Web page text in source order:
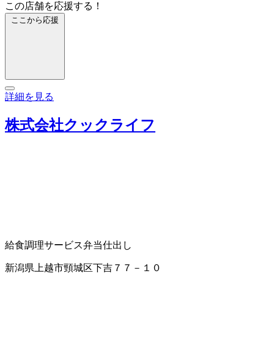
この店舗を応援する！
ここから応援
詳細を見る
株式会社クックライフ
給食調理サービス弁当仕出し
新潟県上越市頸城区下吉７７－１０